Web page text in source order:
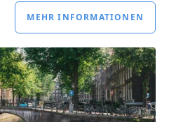
MEHR INFORMATIONEN